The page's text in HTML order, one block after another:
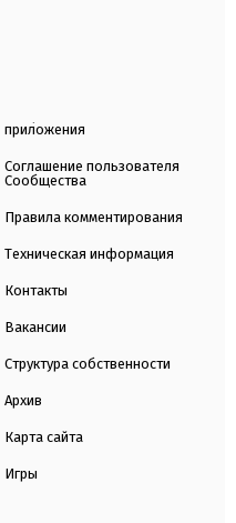
приложения
Соглашение пользователя
Сообщества
Правила комментирования
Техническая информация
Контакты
Вакансии
Структура собственности
Архив
Карта сайта
Игры